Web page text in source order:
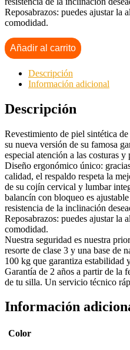
Reposabrazos: puedes ajustar la
comodidad.
Añadir al carrito
Descripción
Información adicional
Descripción
Revestimiento de piel sintética
su nueva versión de su famosa
especial atención a las costuras y
Diseño ergonómico único:
calidad, el respaldo respeta la
de su cojín cervical y lumbar
balancín con bloqueo es
resistencia de la inclinación
Reposabrazos: puedes ajustar la
comodidad.
Nuestra seguridad es nuestra
resorte de clase 3 y una base de
100 kg que garantiza estabilidad
Garantía de 2 años a partir de la
de tu silla. Un servicio técnico
Información
Color